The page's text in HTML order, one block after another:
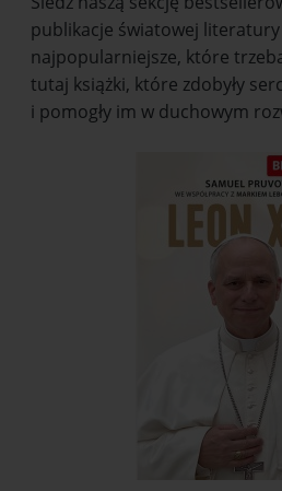
publikacje światowej
najpopularniejsze, które
tutaj książki, które zdobyły
i pomogły im w duchowym